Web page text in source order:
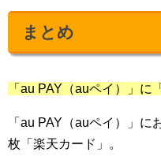
まとめ
「au PAY（auペイ）」に
「au PAY（auペイ）」
枚「楽天カード」。